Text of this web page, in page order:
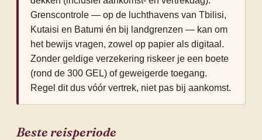
Grenscontrole — op de luchthavens van Tbilisi,
Kutaisi en Batumi én bij landgrenzen — kan om
het bewijs vragen, zowel op papier als digitaal.
Zonder geldige verzekering riskeer je een boete
(rond de 300 GEL) of geweigerde toegang.
Regel dit dus vóór vertrek, niet pas bij aankomst.
Beste reisperiode